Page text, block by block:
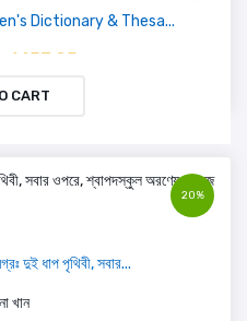
Dictionary & Thesa...
৳ 1453.95
CART
20%
দুই ধাপ পৃথিবী, সবার...
খান